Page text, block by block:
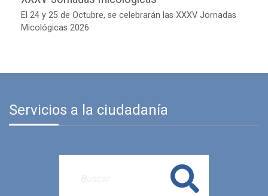
El 24 y 25 de Octubre, se celebrarán las XXXV Jornadas
Micológicas 2026
Servicios a la ciudadanía
Buscar